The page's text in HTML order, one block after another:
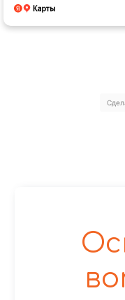
еды,
комфортабельных